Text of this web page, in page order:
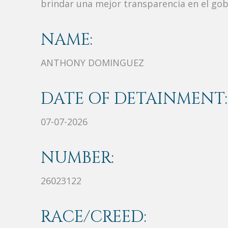
brindar una mejor transparencia en el
NAME:
ANTHONY DOMINGUEZ
DATE OF DETAINMENT:
07-07-2026
NUMBER:
26023122
RACE/CREED: